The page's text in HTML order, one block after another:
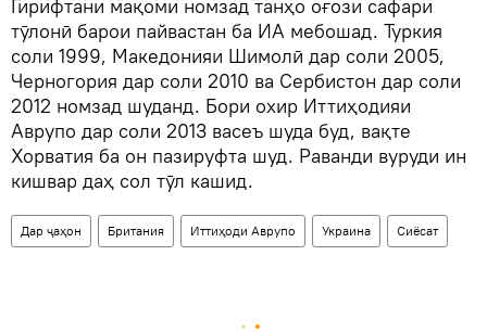
Гирифтани мақоми номзад танҳо оғози сафари
тӯлонӣ барои пайвастан ба ИА мебошад. Туркия
соли 1999, Македонияи Шимолӣ дар соли 2005,
Черногория дар соли 2010 ва Сербистон дар соли
2012 номзад шуданд. Бори охир Иттиҳодияи
Аврупо дар соли 2013 васеъ шуда буд, вақте
Хорватия ба он пазируфта шуд. Раванди вуруди ин
кишвар даҳ сол тӯл кашид.
Дар ҷаҳон Британия Иттиҳоди Аврупо Украина Сиёсат